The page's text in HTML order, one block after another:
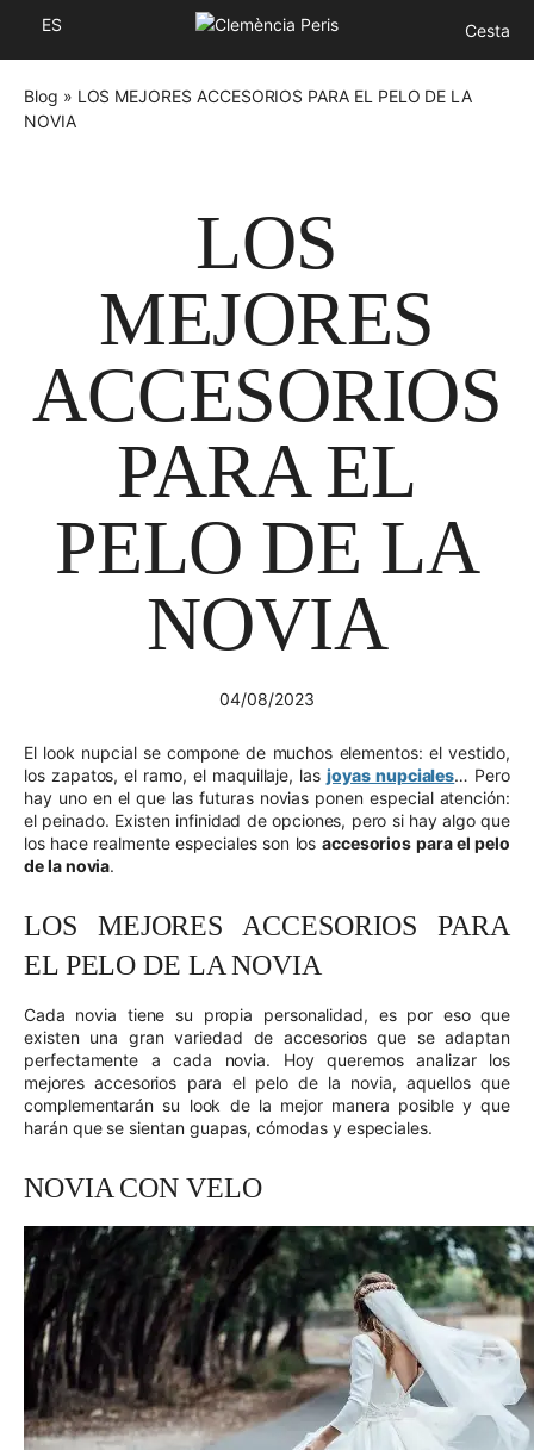
ES Cesta
Blog » LOS MEJORES ACCESORIOS PARA EL PELO DE LA
NOVIA
LOS
MEJORES
ACCESORIOS
PARA EL
PELO DE LA
NOVIA
04/08/2023
El look nupcial se compone de muchos elementos: el vestido,
los zapatos, el ramo, el maquillaje, lasjoyas nupciales… Pero
hay uno en el que las futuras novias ponen especial atención:
el peinado. Existen infinidad de opciones, pero si hay algo que
los hace realmente especiales son los accesorios para el pelo
de la novia.
LOS MEJORES ACCESORIOS PARA
EL PELO DE LA NOVIA
Cada novia tiene su propia personalidad, es por eso que
existen una gran variedad de accesorios que se adaptan
perfectamente a cada novia. Hoy queremos analizar los
mejores accesorios para el pelo de la novia, aquellos que
complementarán su look de la mejor manera posible y que
harán que se sientan guapas, cómodas y especiales.
NOVIA CON VELO